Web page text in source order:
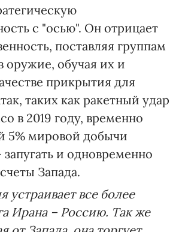
с "осью". Он отрицает
поставляя группам
оружие, обучая их и
прикрытия для
таких как ракетный удар
в 2019 году, временно
5% мировой добычи
и одновременно
Запада.
устраивает все более
Ирана – Россию. Так же